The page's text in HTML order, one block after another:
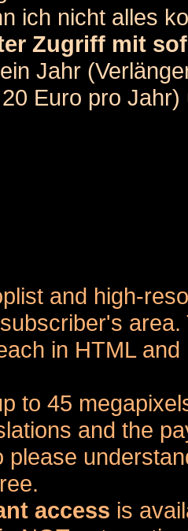
ich nicht alles
Zugriff mit
Jahr
Euro pro
and high-
in HTML
to 45
and the
please
access is